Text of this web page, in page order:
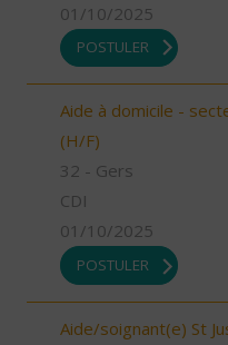
01/10/2025
POSTULER
Aide à domicile -
(H/F)
32 - Gers
CDI
01/10/2025
POSTULER
Aide/soignant(e) St